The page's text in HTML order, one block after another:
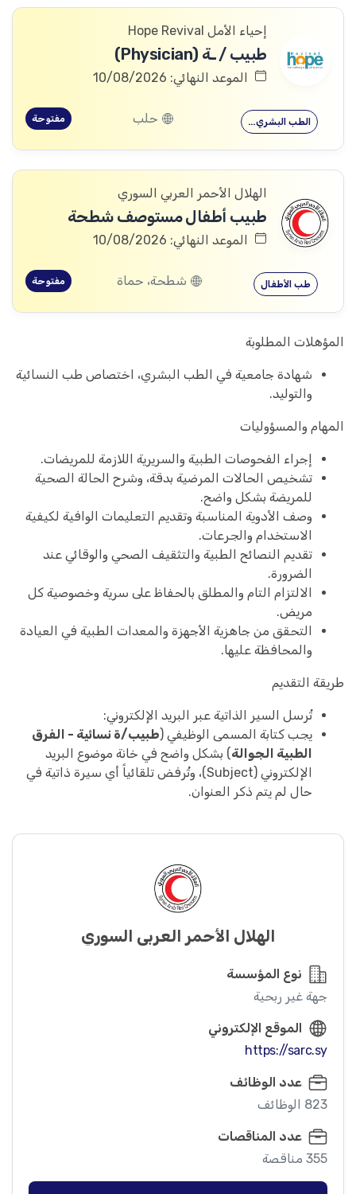
إحياء الأمل Hope Revival
طبيب / ـة (Physician)
الموعد النهائي: 10/08/2026
الطب البشري… حلب مفتوحة
الهلال الأحمر العربي السوري
طبيب أطفال مستوصف شطحة
الموعد النهائي: 10/08/2026
طب الأطفال شطحة، حماة مفتوحة
المؤهلات المطلوبة
شهادة جامعية في الطب البشري، اختصاص طب النسائية
والتوليد.
المهام والمسؤوليات
إجراء الفحوصات الطبية والسريرية اللازمة للمريضات.
تشخيص الحالات المرضية بدقة، وشرح الحالة الصحية
للمريضة بشكل واضح.
وصف الأدوية المناسبة وتقديم التعليمات الوافية لكيفية
الاستخدام والجرعات.
تقديم النصائح الطبية والتثقيف الصحي والوقائي عند
الضرورة.
الالتزام التام والمطلق بالحفاظ على سرية وخصوصية كل
مريض.
التحقق من جاهزية الأجهزة والمعدات الطبية في العيادة
والمحافظة عليها.
طريقة التقديم
تُرسل السير الذاتية عبر البريد الإلكتروني:
يجب كتابة المسمى الوظيفي (طبيب/ة نسائية - الفرق
الطبية الجوالة) بشكل واضح في خانة موضوع البريد
الإلكتروني (Subject)، وتُرفض تلقائياً أي سيرة ذاتية في
حال لم يتم ذكر العنوان.
الهلال الأحمر العربي السوري
نوع المؤسسة
جهة غير ربحية
الموقع الإلكتروني
https://sarc.sy
عدد الوظائف
823 الوظائف
عدد المناقصات
355 مناقصة